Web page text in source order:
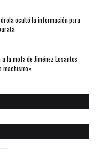
ocultó la información para
la mofa de Jiménez Losantos
machismo»